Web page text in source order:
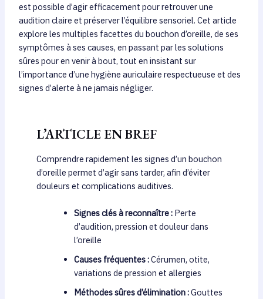
est possible d’agir efficacement pour retrouver une
audition claire et préserver l’équilibre sensoriel. Cet article
explore les multiples facettes du bouchon d’oreille, de ses
symptômes à ses causes, en passant par les solutions
sûres pour en venir à bout, tout en insistant sur
l’importance d’une hygiène auriculaire respectueuse et des
signes d’alerte à ne jamais négliger.
L’ARTICLE EN BREF
Comprendre rapidement les signes d’un bouchon
d’oreille permet d’agir sans tarder, afin d’éviter
douleurs et complications auditives.
Signes clés à reconnaître :Perte
d’audition, pression et douleur dans
l’oreille
Causes fréquentes :Cérumen, otite,
variations de pression et allergies
Méthodes sûres d’élimination :Gouttes